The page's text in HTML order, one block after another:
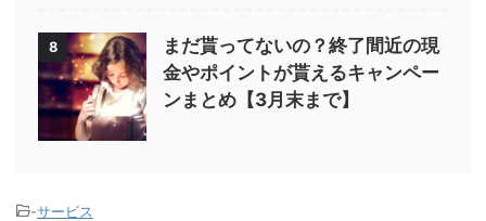
8
まだ貰ってないの？終了間近の現
金やポイントが貰えるキャンペー
ンまとめ【3月末まで】
-サービス